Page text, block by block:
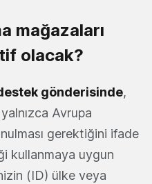
mağazaları
olacak?
gönderisinde,
Avrupa
gerektiğini ifade
kullanmaya uygun
(ID) ülke veya